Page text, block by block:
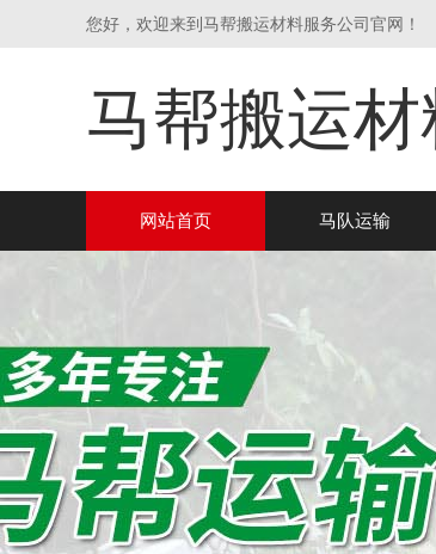
您好，欢迎来到马帮搬运材料服务公司官网！
马帮搬运材
网站首页 马队运输